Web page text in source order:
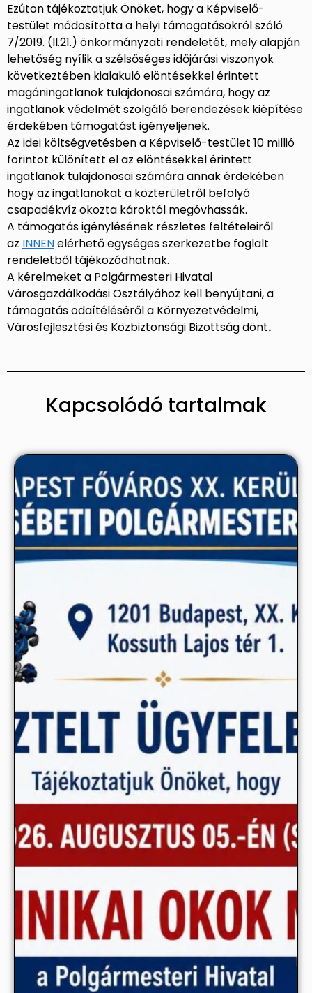
Ezúton tájékoztatjuk Önöket, hogy a Képviselő-
testület módosította a helyi támogatásokról szóló
7/2019. (II.21.) önkormányzati rendeletét, mely alapján
lehetőség nyílik a szélsőséges időjárási viszonyok
következtében kialakuló elöntésekkel érintett
magáningatlanok tulajdonosai számára, hogy az
ingatlanok védelmét szolgáló berendezések kiépítése
érdekében támogatást igényeljenek.
Az idei költségvetésben a Képviselő-testület 10 millió
forintot különített el az elöntésekkel érintett
ingatlanok tulajdonosai számára annak érdekében
hogy az ingatlanokat a közterületről befolyó
csapadékvíz okozta károktól megóvhassák.
A támogatás igénylésének részletes feltételeiről
az INNENelérhető egységes szerkezetbe foglalt
rendeletből tájékozódhatnak.
A kérelmeket a Polgármesteri Hivatal
Városgazdálkodási Osztályához kell benyújtani, a
támogatás odaítéléséről a Környezetvédelmi,
Városfejlesztési és Közbiztonsági Bizottság dönt.
Kapcsolódó tartalmak